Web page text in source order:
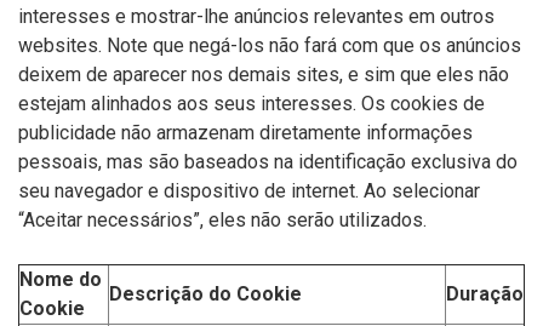
interesses e mostrar-lhe anúncios relevantes em outros
websites. Note que negá-los não fará com que os anúncios
deixem de aparecer nos demais sites, e sim que eles não
estejam alinhados aos seus interesses. Os cookies de
publicidade não armazenam diretamente informações
pessoais, mas são baseados na identificação exclusiva do
seu navegador e dispositivo de internet. Ao selecionar
“Aceitar necessários”, eles não serão utilizados.
Nome do
Cookie
Descrição do Cookie Duração